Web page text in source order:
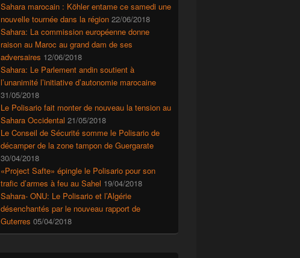
Sahara marocain : Köhler entame ce samedi une
nouvelle tournée dans la région 22/06/2018
Sahara: La commission européenne donne
raison au Maroc au grand dam de ses
adversaires 12/06/2018
Sahara: Le Parlement andin soutient à
l’unanimité l’initiative d’autonomie marocaine
31/05/2018
Le Polisario fait monter de nouveau la tension au
Sahara Occidental 21/05/2018
Le Conseil de Sécurité somme le Polisario de
décamper de la zone tampon de Guergarate
30/04/2018
«Project Safte» épingle le Polisario pour son
trafic d’armes à feu au Sahel 19/04/2018
Sahara- ONU: Le Polisario et l’Algérie
désenchantés par le nouveau rapport de
Guterres 05/04/2018